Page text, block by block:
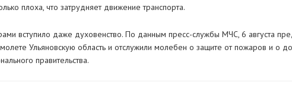
плоха, что затрудняет движение транспорта.
вступило даже духовенство. По данным пресс-службы МЧС, 6 августа
Ульяновскую область и отслужили молебен о защите от пожаров и о
правительства.